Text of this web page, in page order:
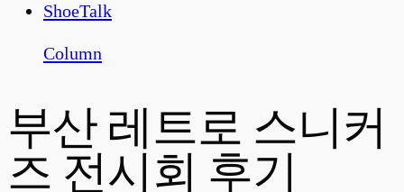
ShoeTalk
Column
부산 레트로 스니커
즈 전시회 후기